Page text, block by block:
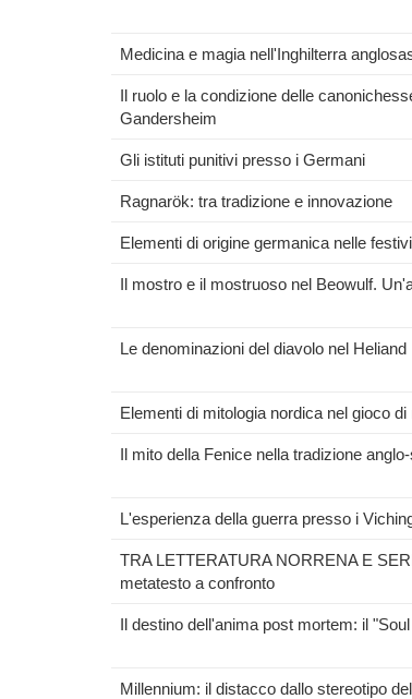
Medicina e magia nell'Inghilterra
Il ruolo e la condizione delle
Gandersheim
Gli istituti punitivi presso i Germani
Ragnarök: tra tradizione e innovazione
Elementi di origine germanica nelle
Il mostro e il mostruoso nel Beowulf.
Le denominazioni del diavolo nel Heliand
Elementi di mitologia nordica nel gioco
Il mito della Fenice nella tradizione
L'esperienza della guerra presso i
TRA LETTERATURA NORRENA E
metatesto a confronto
Il destino dell'anima post mortem: il
Millennium: il distacco dallo stereotipo